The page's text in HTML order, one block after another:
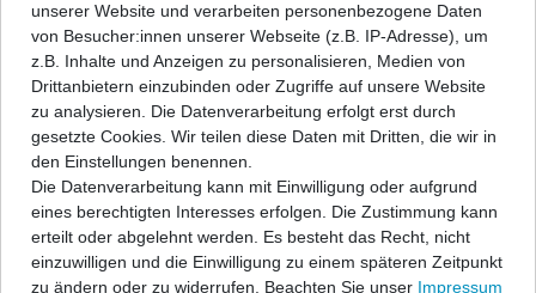
Beschreibung
Technische Daten
Angaben Produktsicherheit
unserer Website und verarbeiten personenbezogene Daten
von Besucher:innen unserer Webseite (z.B. IP-Adresse), um
z.B. Inhalte und Anzeigen zu personalisieren, Medien von
Drittanbietern einzubinden oder Zugriffe auf unsere Website
zu analysieren. Die Datenverarbeitung erfolgt erst durch
gesetzte Cookies. Wir teilen diese Daten mit Dritten, die wir in
den Einstellungen benennen.
Die Datenverarbeitung kann mit Einwilligung oder aufgrund
eines berechtigten Interesses erfolgen. Die Zustimmung kann
erteilt oder abgelehnt werden. Es besteht das Recht, nicht
einzuwilligen und die Einwilligung zu einem späteren Zeitpunkt
zu ändern oder zu widerrufen. Beachten Sie unser Impressum